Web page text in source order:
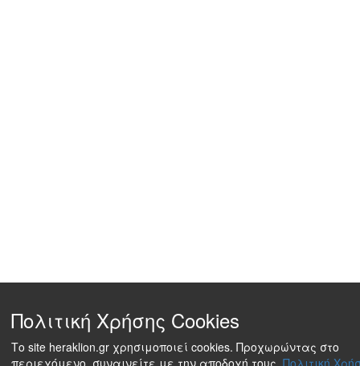
Πολιτική Χρήσης Cookies
Το site heraklion.gr χρησιμοποιεί cookies. Προχωρώντας στο
περιεχόμενο, συναινείτε με την αποδοχή τους. Πολιτική